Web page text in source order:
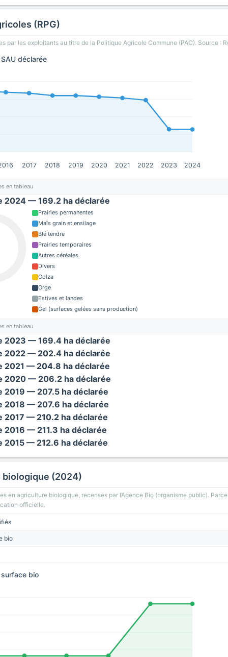
(RPG)
par les exploitants au titre de la Politique Agricole Commune (PAC). Source :
déclarée
2017 2018 2019 2020 2021 2022 2023 2024
en tableau
2024 — 169.2 ha déclarée
Prairies permanentes
Maïs grain et ensilage
Blé tendre
Prairies temporaires
Autres céréales
Divers
Colza
Orge
Estives et landes
Gel (surfaces gelées sans production)
en tableau
2023 — 169.4 ha déclarée
2022 — 202.4 ha déclarée
2021 — 204.8 ha déclarée
2020 — 206.2 ha déclarée
2019 — 207.5 ha déclarée
2018 — 207.6 ha déclarée
2017 — 210.2 ha déclarée
2016 — 211.3 ha déclarée
2015 — 212.6 ha déclarée
(2024)
en agriculture biologique, recenses par l’Agence Bio (organisme public).
officielle.
bio
surface bio